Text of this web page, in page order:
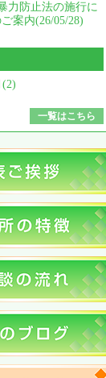
力防止法の施行に
案内(26/05/28)
(2)
一覧はこちら